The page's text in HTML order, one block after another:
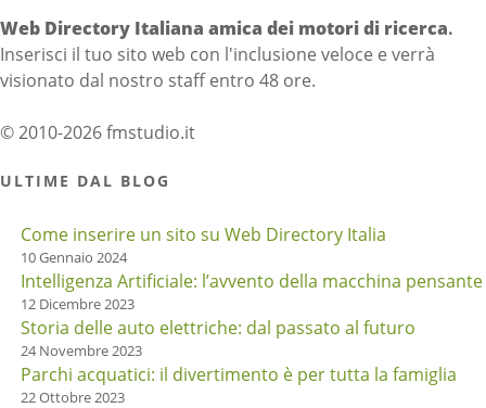
Web Directory Italiana amica dei motori di ricerca.
Inserisci il tuo sito web con l'inclusione veloce e verrà
visionato dal nostro staff entro 48 ore.
© 2010-2026 fmstudio.it
ULTIME DAL BLOG
Come inserire un sito su Web Directory Italia
10 Gennaio 2024
Intelligenza Artificiale: l’avvento della macchina pensante
12 Dicembre 2023
Storia delle auto elettriche: dal passato al futuro
24 Novembre 2023
Parchi acquatici: il divertimento è per tutta la famiglia
22 Ottobre 2023